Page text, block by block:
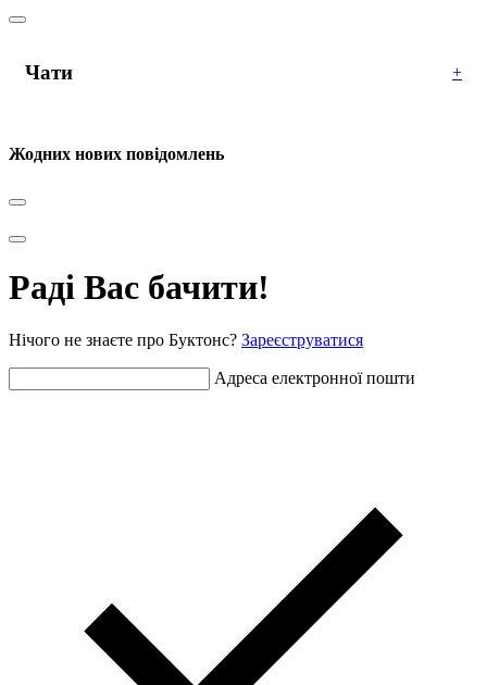
Чати +
Жодних нових повідомлень
Раді Вас бачити!
Нічого не знаєте про Буктонс? Зареєструватися
Адреса електронної пошти